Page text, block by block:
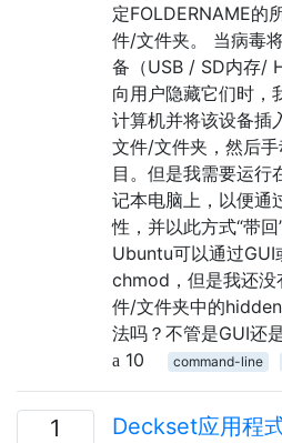
定FOLDERNAME的
件/文件夹。 当病毒
备（USB / SD内存/
向用户隐藏它们时，
计算机并将该设备插
文件/文件夹，然后
目。但是我需要运行
记本电脑上，以便通
性，并以此方式“带回
Ubuntu可以通过GUI
chmod，但是我还没
件/文件夹中的
法吗？不管是GUI还
10
command-line
1 Deckset应用程